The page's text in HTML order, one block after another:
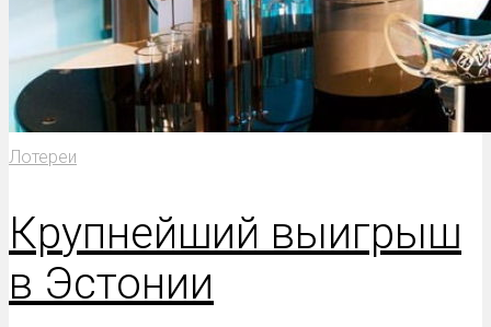
Лотереи
Крупнейший выигрыш
в Эстонии